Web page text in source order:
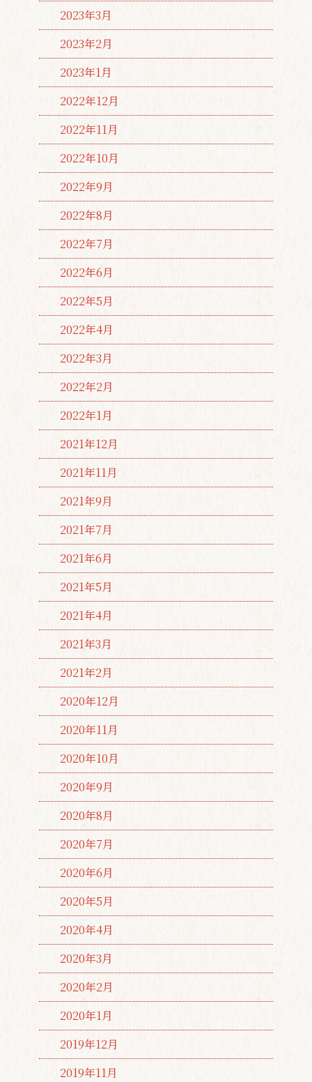
2023年3月
2023年2月
2023年1月
2022年12月
2022年11月
2022年10月
2022年9月
2022年8月
2022年7月
2022年6月
2022年5月
2022年4月
2022年3月
2022年2月
2022年1月
2021年12月
2021年11月
2021年9月
2021年7月
2021年6月
2021年5月
2021年4月
2021年3月
2021年2月
2020年12月
2020年11月
2020年10月
2020年9月
2020年8月
2020年7月
2020年6月
2020年5月
2020年4月
2020年3月
2020年2月
2020年1月
2019年12月
2019年11月